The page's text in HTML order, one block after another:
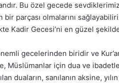
Bu özel gecede
parçası olmalarını
Kadir Gecesi’ni en güzel
gecelerinden biridir ve
Müslümanlar için dua ve
duaların, sanılanın aksine,